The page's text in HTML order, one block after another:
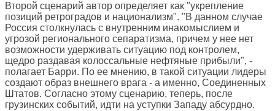
Второй сценарий автор определяет как "укрепление
позиций ретроградов и национализм". "В данном случае
Россия столкнулась с внутренним инакомыслием и
угрозой регионального сепаратизма, причем у нее нет
возможности удерживать ситуацию под контролем,
щедро раздавая колоссальные нефтяные прибыли", -
полагает Барри. По ее мнению, в такой ситуации лидеры
создают образ внешнего врага - а именно, Соединенных
Штатов. Согласно этому сценарию, теперь, после
грузинских событий, идти на уступки Западу абсурдно.